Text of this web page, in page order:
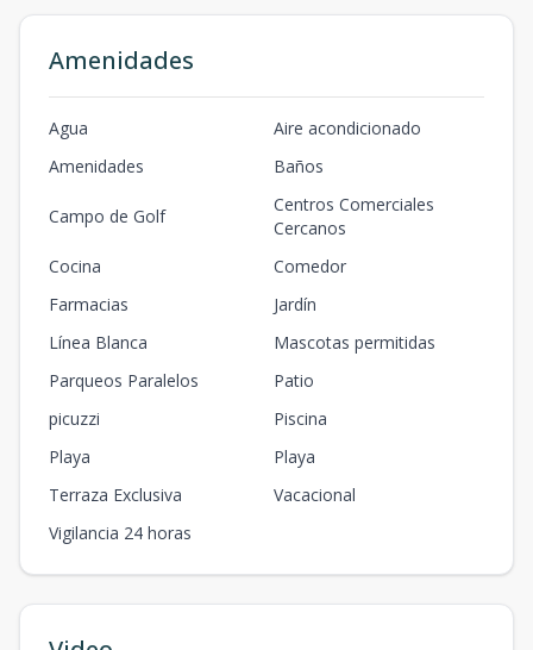
Amenidades
Agua
Aire acondicionado
Amenidades
Baños
Campo de Golf
Centros Comerciales
Cercanos
Cocina
Comedor
Farmacias
Jardín
Línea Blanca
Mascotas permitidas
Parqueos Paralelos
Patio
picuzzi
Piscina
Playa
Playa
Terraza Exclusiva
Vacacional
Vigilancia 24 horas